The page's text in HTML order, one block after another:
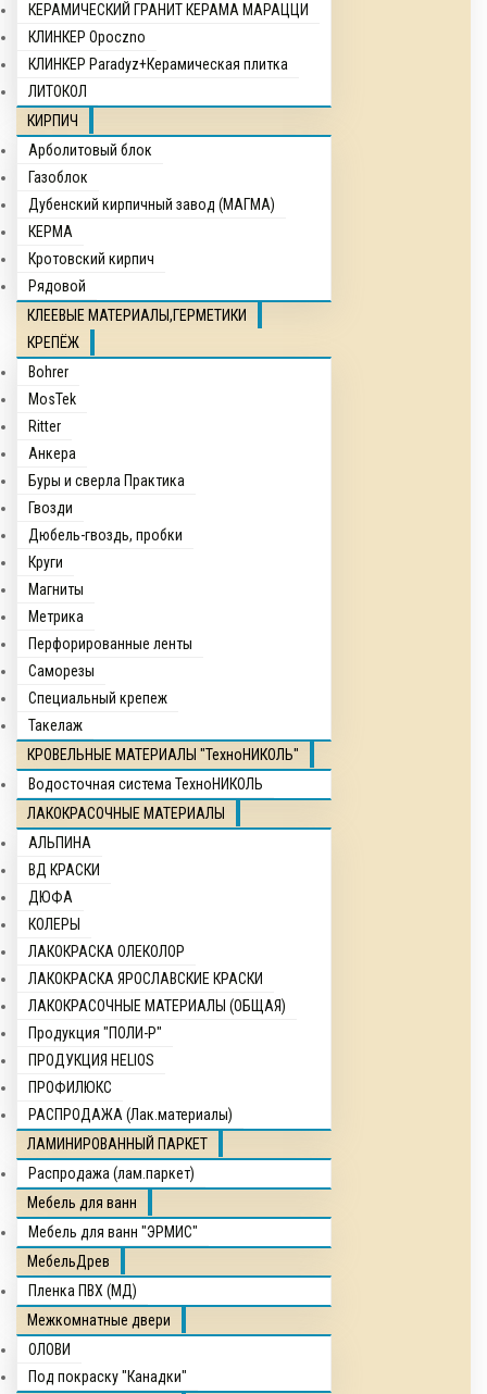
КЕРАМИЧЕСКИЙ ГРАНИТ КЕРАМА МАРАЦЦИ
КЛИНКЕР Opocznо
КЛИНКЕР Paradyz+Керамическая плитка
ЛИТОКОЛ
КИРПИЧ
Арболитовый блок
Газоблок
Дубенский кирпичный завод (МАГМА)
КЕРМА
Кротовский кирпич
Рядовой
КЛЕЕВЫЕ МАТЕРИАЛЫ,ГЕРМЕТИКИ
КРЕПЁЖ
Bohrer
MosTek
Ritter
Анкера
Буры и сверла Практика
Гвозди
Дюбель-гвоздь, пробки
Круги
Магниты
Метрика
Перфорированные ленты
Саморезы
Специальный крепеж
Такелаж
КРОВЕЛЬНЫЕ МАТЕРИАЛЫ "ТехноНИКОЛЬ"
Водосточная система ТехноНИКОЛЬ
ЛАКОКРАСОЧНЫЕ МАТЕРИАЛЫ
АЛЬПИНА
ВД КРАСКИ
ДЮФА
КОЛЕРЫ
ЛАКОКРАСКА ОЛЕКОЛОР
ЛАКОКРАСКА ЯРОСЛАВСКИЕ КРАСКИ
ЛАКОКРАСОЧНЫЕ МАТЕРИАЛЫ (ОБЩАЯ)
Продукция "ПОЛИ-Р"
ПРОДУКЦИЯ HELIOS
ПРОФИЛЮКС
РАСПРОДАЖА (Лак.материалы)
ЛАМИНИРОВАННЫЙ ПАРКЕТ
Распродажа (лам.паркет)
Мебель для ванн
Мебель для ванн "ЭРМИС"
МебельДрев
Пленка ПВХ (МД)
Межкомнатные двери
ОЛОВИ
Под покраску "Канадки"